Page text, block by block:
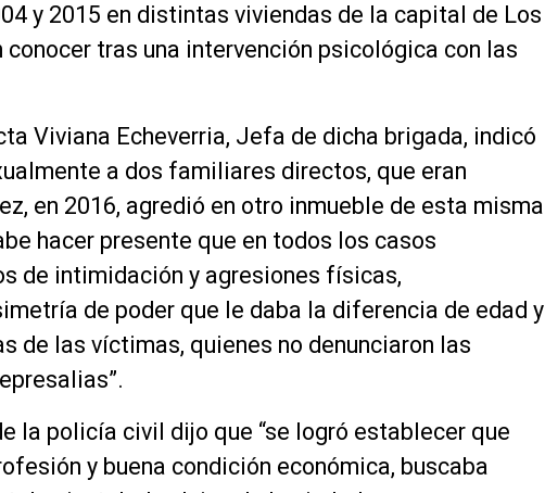
y 2015 en distintas viviendas de la capital de Los
conocer tras una intervención psicológica con las
Viviana Echeverria, Jefa de dicha brigada, indicó
a dos familiares directos, que eran
en 2016, agredió en otro inmueble de esta misma
hacer presente que en todos los casos
de intimidación y agresiones físicas,
de poder que le daba la diferencia de edad y
de las víctimas, quienes no denunciaron las
la policía civil dijo que “se logró establecer que
y buena condición económica, buscaba